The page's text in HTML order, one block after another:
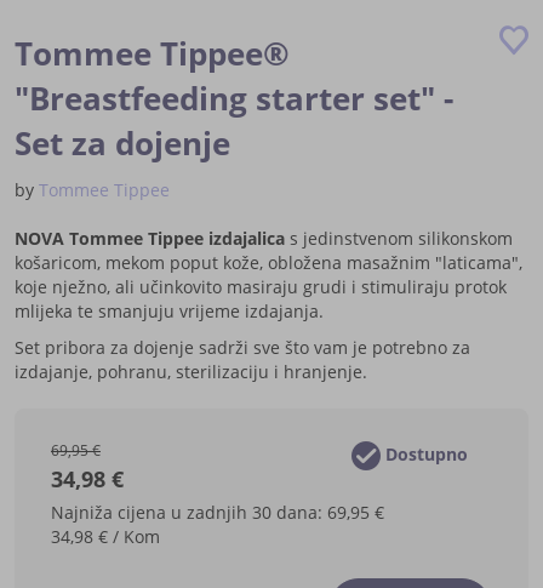
to
the
beginning
the
images
gallery
Tommee Tippee®
"Breastfeeding starter set" -
Set za dojenje
by Tommee Tippee
NOVA Tommee Tippee izdajalica s jedinstvenom silikonskom
košaricom, mekom poput kože, obložena masažnim "laticama",
koje nježno, ali učinkovito masiraju grudi i stimuliraju protok
mlijeka te smanjuju vrijeme izdajanja.
Set pribora za dojenje sadrži sve što vam je potrebno za
izdajanje, pohranu, sterilizaciju i hranjenje.
Dostupno
34,98 €
69,95 €
Najniža cijena u zadnjih 30 dana: 69,95 €
34,98 € / Kom